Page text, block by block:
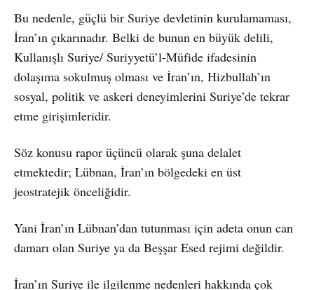
Bu nedenle, güçlü bir Suriye devletinin kurulamaması,
İran’ın çıkarınadır. Belki de bunun en büyük delili,
Kullanışlı Suriye/ Suriyyetü’l-Müfide ifadesinin
dolaşıma sokulmuş olması ve İran’ın, Hizbullah’ın
sosyal, politik ve askeri deneyimlerini Suriye’de tekrar
etme girişimleridir.
Söz konusu rapor üçüncü olarak şuna delalet
etmektedir; Lübnan, İran’ın bölgedeki en üst
jeostratejik önceliğidir.
Yani İran’ın Lübnan’dan tutunması için adeta onun can
damarı olan Suriye ya da Beşşar Esed rejimi değildir.
İran’ın Suriye ile ilgilenme nedenleri hakkında çok